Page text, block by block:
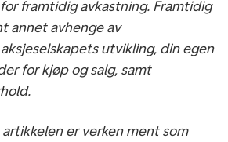
framtidig avkastning. Framtidig
annet avhenge av
utvikling, din egen
for kjøp og salg, samt
er verken ment som